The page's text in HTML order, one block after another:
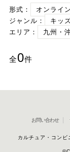
形式：
オンライン
ジャンル：
キッ
エリア：
九州・
全0件
お問い合わせ
カルチュア・コン